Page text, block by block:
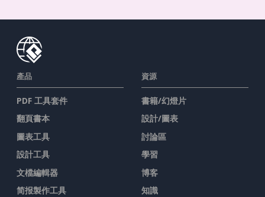
產品
PDF 工具套件
翻頁書本
圖表工具
設計工具
文檔編輯器
简报製作工具
資源
書籍/幻燈片
設計/圖表
討論區
學習
博客
知識